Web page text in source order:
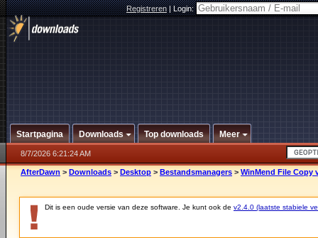
Registreren|Login:
Startpagina Downloads Top downloads Meer
8/7/2026 6:21:24 AM
AfterDawn > Downloads > Desktop > Bestandsmanagers > WinMend File Copy
Dit is een oude versie van deze software. Je kunt ook de v2.4.0 (laatste stabiele